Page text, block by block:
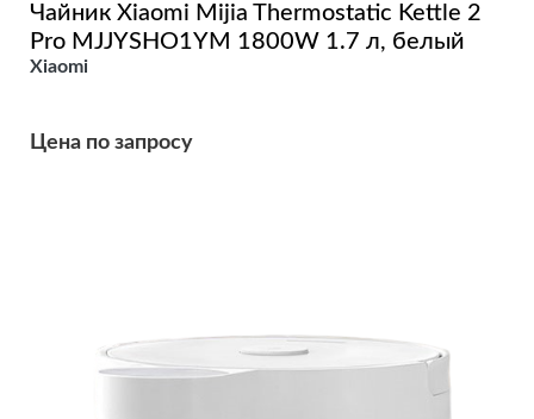
Чайник Xiaomi Mijia Thermostatic Kettle 2
Pro MJJYSHO1YM 1800W 1.7 л, белый
Xiaomi
Цена по запросу